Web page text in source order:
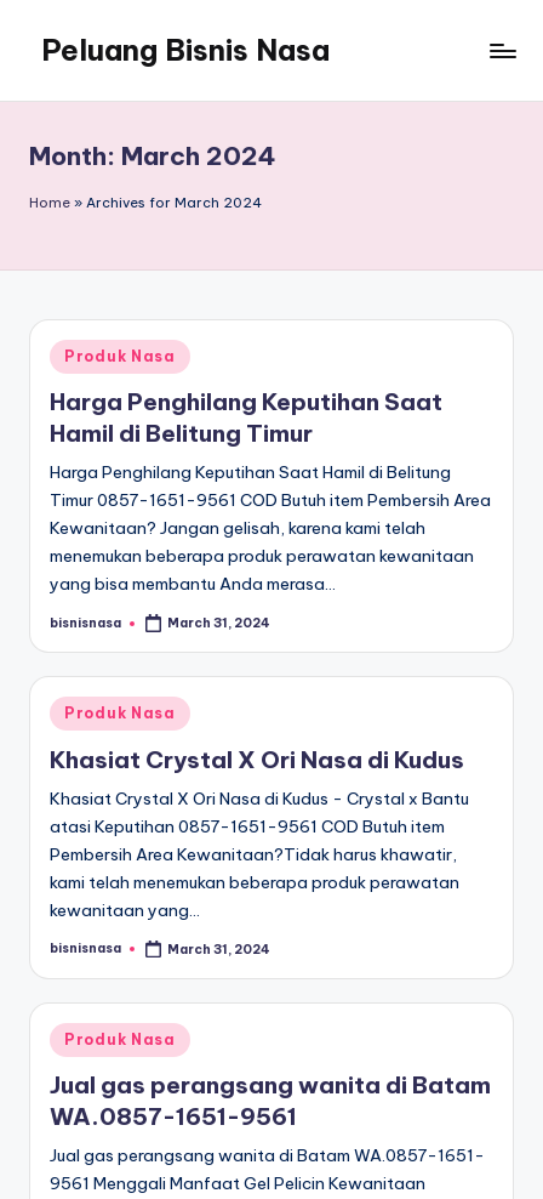
Peluang Bisnis Nasa
Month: March 2024
Home » Archives for March 2024
Posted
in
Produk Nasa
Harga Penghilang Keputihan Saat
Hamil di Belitung Timur
Harga Penghilang Keputihan Saat Hamil di Belitung
Timur 0857-1651-9561 COD Butuh item Pembersih Area
Kewanitaan? Jangan gelisah, karena kami telah
menemukan beberapa produk perawatan kewanitaan
yang bisa membantu Anda merasa…
Posted
bisnisnasa March 31, 2024
Posted
in
Produk Nasa
Khasiat Crystal X Ori Nasa di Kudus
Khasiat Crystal X Ori Nasa di Kudus - Crystal x Bantu
atasi Keputihan 0857-1651-9561 COD Butuh item
Pembersih Area Kewanitaan?Tidak harus khawatir,
kami telah menemukan beberapa produk perawatan
kewanitaan yang…
Posted
bisnisnasa March 31, 2024
Posted
in
Produk Nasa
Jual gas perangsang wanita di Batam
WA.0857-1651-9561
Jual gas perangsang wanita di Batam WA.0857-1651-
9561 Menggali Manfaat Gel Pelicin Kewanitaan